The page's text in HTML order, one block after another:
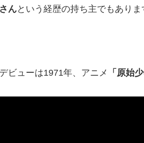
んという経歴の持ち主でもありま
ビューは1971年、アニメ 「原始